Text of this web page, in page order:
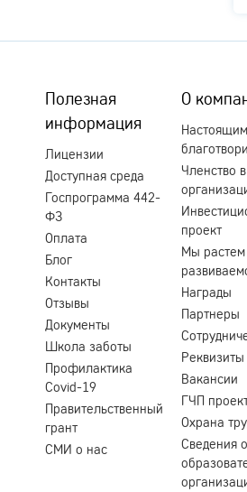
Полезная
информация
Лицензии
Доступная среда
Госпрограмма 442-
ФЗ
Оплата
Блог
Контакты
Отзывы
Документы
Школа заботы
Профилактика
Covid-19
Правительственный
грант
СМИ о нас
О
Настоящим
Членство в
проект
Мы растем
Награды
Партнеры
Вакансии
ГЧП
Охрана
Сведения